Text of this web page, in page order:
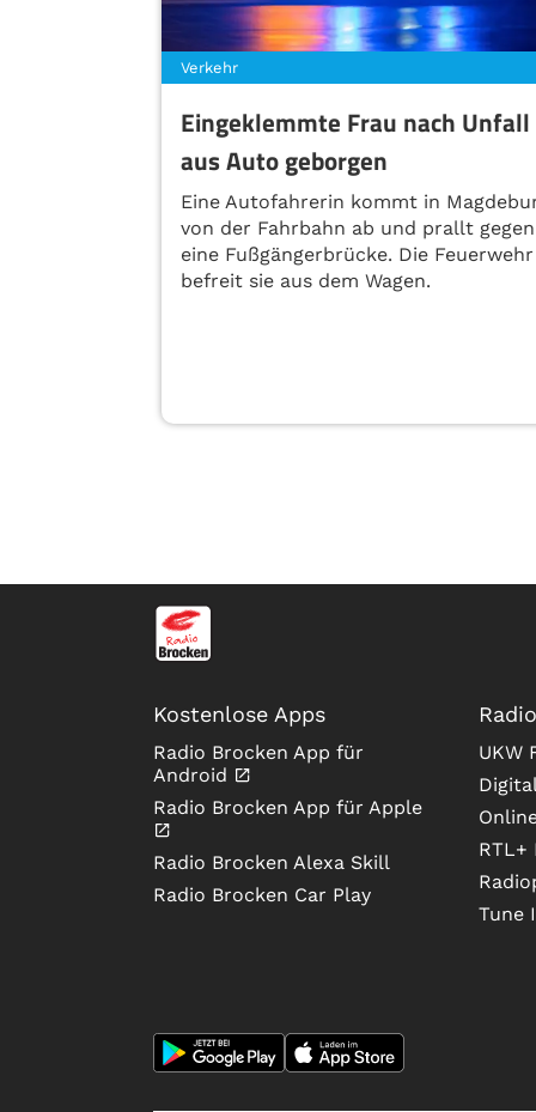
Verkehr
Eingeklemmte Frau nach Unfall
aus Auto geborgen
Eine Autofahrerin kommt in
von der Fahrbahn ab und prallt gegen
eine Fußgängerbrücke. Die Feuerwehr
befreit sie aus dem Wagen.
Kostenlose Apps
Radio Brocken App für
Android
Radio Brocken App für Apple
Radio Brocken Alexa Skill
Radio Brocken Car Play
UKW
Tune